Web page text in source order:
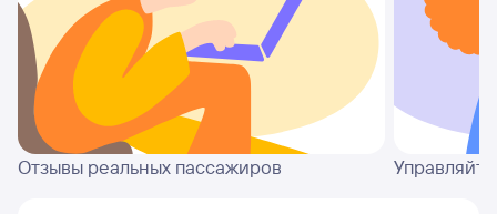
Отзывы реальных пассажиров